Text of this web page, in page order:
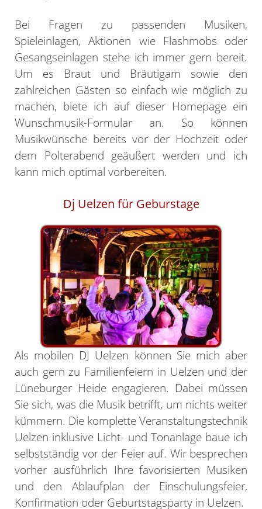
Bei Fragen zu passenden Musiken,
Spieleinlagen, Aktionen wie Flashmobs oder
Gesangseinlagen stehe ich immer gern bereit.
Um es Braut und Bräutigam sowie den
zahlreichen Gästen so einfach wie möglich zu
machen, biete ich auf dieser Homepage ein
Wunschmusik-Formular an. So können
Musikwünsche bereits vor der Hochzeit oder
dem Polterabend geäußert werden und ich
kann mich optimal vorbereiten.
Dj Uelzen für Geburstage
Als mobilen DJ Uelzen können Sie mich aber
auch gern zu Familienfeiern in Uelzen und der
Lüneburger Heide engagieren. Dabei müssen
Sie sich, was die Musik betrifft, um nichts weiter
kümmern. Die komplette Veranstaltungstechnik
Uelzen inklusive Licht- und Tonanlage baue ich
selbstständig vor der Feier auf. Wir besprechen
vorher ausführlich Ihre favorisierten Musiken
und den Ablaufplan der Einschulungsfeier,
Konfirmation oder Geburtstagsparty in Uelzen.